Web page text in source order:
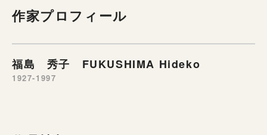
作家プロフィール
福島 秀子 FUKUSHIMA Hideko
1927-1997